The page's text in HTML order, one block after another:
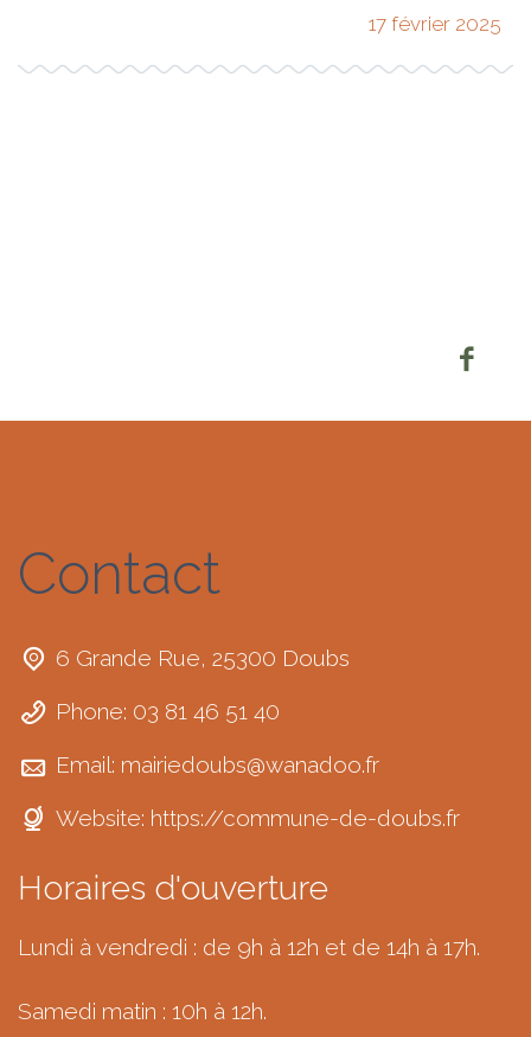
17 février 2025
Contact
6 Grande Rue, 25300 Doubs
Phone: 03 81 46 51 40
Email: mairiedoubs@wanadoo.fr
Website: https://commune-de-doubs.fr
Horaires d'ouverture
Lundi à vendredi : de 9h à 12h et de 14h à 17h.
Samedi matin : 10h à 12h.